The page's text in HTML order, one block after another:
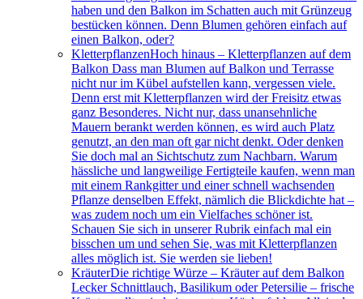
haben und den Balkon im Schatten auch mit Grünzeug
bestücken können. Denn Blumen gehören einfach auf
einen Balkon, oder?
KletterpflanzenHoch hinaus – Kletterpflanzen auf dem
Balkon Dass man Blumen auf Balkon und Terrasse
nicht nur im Kübel aufstellen kann, vergessen viele.
Denn erst mit Kletterpflanzen wird der Freisitz etwas
ganz Besonderes. Nicht nur, dass unansehnliche
Mauern berankt werden können, es wird auch Platz
genutzt, an den man oft gar nicht denkt. Oder denken
Sie doch mal an Sichtschutz zum Nachbarn. Warum
hässliche und langweilige Fertigteile kaufen, wenn man
mit einem Rankgitter und einer schnell wachsenden
Pflanze denselben Effekt, nämlich die Blickdichte hat –
was zudem noch um ein Vielfaches schöner ist.
Schauen Sie sich in unserer Rubrik einfach mal ein
bisschen um und sehen Sie, was mit Kletterpflanzen
alles möglich ist. Sie werden sie lieben!
KräuterDie richtige Würze – Kräuter auf dem Balkon
Lecker Schnittlauch, Basilikum oder Petersilie – frische